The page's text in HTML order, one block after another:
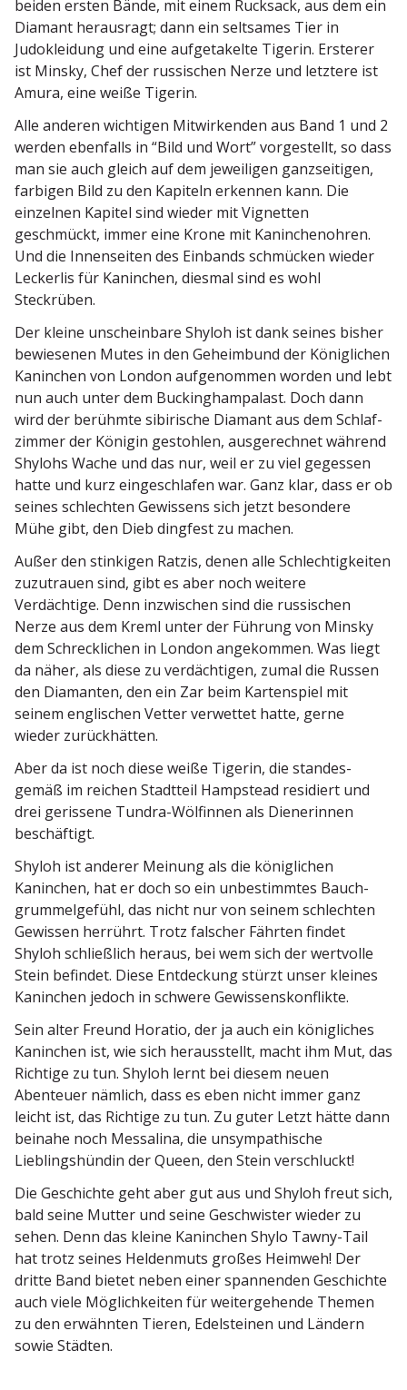
beiden ersten Bände, mit einem Rucksack, aus dem ein
Diamant herausragt; dann ein seltsames Tier in
Judokleidung und eine aufge­ta­kelte Tigerin. Ersterer
ist Minsky, Chef der russi­schen Nerze und letztere ist
Amura, eine weiße Tigerin.
Alle anderen wichtigen Mitwir­kenden aus Band 1 und 2
werden ebenfalls in “Bild und Wort” vorge­stellt, so dass
man sie auch gleich auf dem jewei­ligen ganzsei­tigen,
farbigen Bild zu den Kapiteln erkennen kann. Die
einzelnen Kapitel sind wieder mit Vignetten
geschmückt, immer eine Krone mit Kanin­chen­ohren.
Und die Innen­seiten des Einbands schmücken wieder
Leckerlis für Kaninchen, diesmal sind es wohl
Steckrüben.
Der kleine unscheinbare Shyloh ist dank seines bisher
bewie­senen Mutes in den Geheimbund der König­lichen
Kaninchen von London aufge­nommen worden und lebt
nun auch unter dem Bucking­ham­palast. Doch dann
wird der berühmte sibirische Diamant aus dem Schlaf­
zimmer der Königin gestohlen, ausge­rechnet während
Shylohs Wache und das nur, weil er zu viel gegessen
hatte und kurz einge­schlafen war. Ganz klar, dass er ob
seines schlechten Gewissens sich jetzt besondere
Mühe gibt, den Dieb dingfest zu machen.
Außer den stinkigen Ratzis, denen alle Schlech­tig­keiten
zuzutrauen sind, gibt es aber noch weitere
Verdächtige. Denn inzwi­schen sind die russi­schen
Nerze aus dem Kreml unter der Führung von Minsky
dem Schreck­lichen in London angekommen. Was liegt
da näher, als diese zu verdäch­tigen, zumal die Russen
den Diamanten, den ein Zar beim Karten­spiel mit
seinem engli­schen Vetter verwettet hatte, gerne
wieder zurückhätten.
Aber da ist noch diese weiße Tigerin, die standes­
gemäß im reichen Stadtteil Hampstead residiert und
drei gerissene Tundra-Wölfinnen als Diene­rinnen
beschäftigt.
Shyloh ist anderer Meinung als die könig­lichen
Kaninchen, hat er doch so ein unbestimmtes Bauch­
grum­mel­gefühl, das nicht nur von seinem schlechten
Gewissen herrührt. Trotz falscher Fährten findet
Shyloh schließlich heraus, bei wem sich der wertvolle
Stein befindet. Diese Entde­ckung stürzt unser kleines
Kaninchen jedoch in schwere Gewissenskonflikte.
Sein alter Freund Horatio, der ja auch ein könig­liches
Kaninchen ist, wie sich heraus­stellt, macht ihm Mut, das
Richtige zu tun. Shyloh lernt bei diesem neuen
Abenteuer nämlich, dass es eben nicht immer ganz
leicht ist, das Richtige zu tun. Zu guter Letzt hätte dann
beinahe noch Messalina, die unsym­pa­thische
Lieblings­hündin der Queen, den Stein verschluckt!
Die Geschichte geht aber gut aus und Shyloh freut sich,
bald seine Mutter und seine Geschwister wieder zu
sehen. Denn das kleine Kaninchen Shylo Tawny-Tail
hat trotz seines Heldenmuts großes Heimweh! Der
dritte Band bietet neben einer spannenden Geschichte
auch viele Möglich­keiten für weiter­ge­hende Themen
zu den erwähnten Tieren, Edelsteinen und Ländern
sowie Städten.